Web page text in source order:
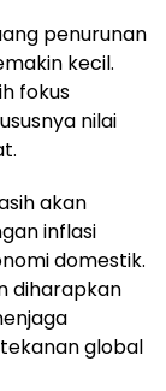
penurunan
kecil.
fokus
nilai
akan
inflasi
domestik.
diharapkan
global